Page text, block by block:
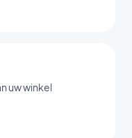
uw winkel